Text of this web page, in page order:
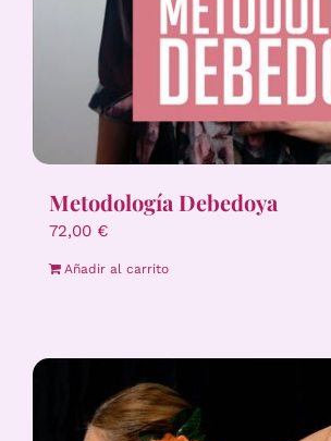
Metodología Debedoya
72,00 €
Añadir al carrito